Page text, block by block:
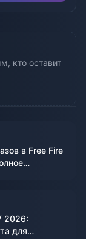
кто оставит
в Free Fire
2026:
для